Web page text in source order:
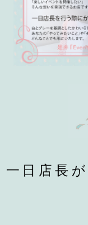
一日店長